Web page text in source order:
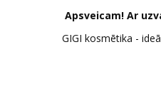
Apsveicam! Ar
GIGI kosmētika -